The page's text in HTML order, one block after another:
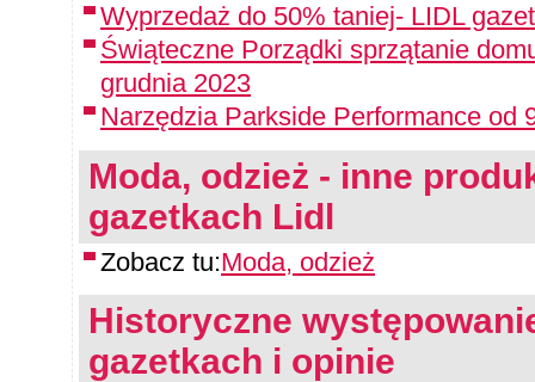
Wyprzedaż do 50% taniej- LIDL
Świąteczne Porządki sprzątanie
grudnia 2023
Narzędzia Parkside Performance od
Moda, odzież - inne
gazetkach Lidl
Zobacz tu:Moda, odzież
Historyczne
gazetkach i opinie